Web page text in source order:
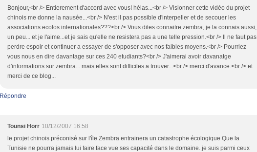
Bonjour,<br /> Entierement d'accord avec vous! hélas...<br /> Visionner cette vidéo du projet
chinois me donne la nausée...<br /> N'est il pas possible d'interpeller et de secouer les
associations ecolos internationales???<br /> Vous dites connaitre zembra, je la connais aussi,
un peu... et je l'aime...et je sais qu'elle ne resistera pas a une telle pression.<br /> Il ne faut pas
perdre espoir et continuer a essayer de s'opposer avec nos faibles moyens.<br /> Pourriez
vous nous en dire davantage sur ces 240 etudiants?<br /> J'aimerai avoir davanatge
d'informations sur zembra... mais elles sont difficiles a trouver...<br /> merci d'avance.<br /> et
merci de ce blog...
Répondre
Tounsi Horr 10/12/2007 16:58
le projet chinois préconisé sur l'île Zembra entrainera un catastrophe écologique Que la
Tunisie ne pourra jamais lui faire face vue ses capacité dans le domaine. je suis parmi ceux